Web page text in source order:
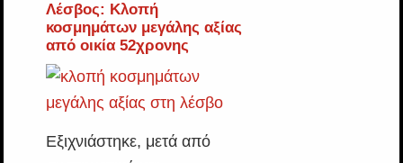
Λέσβος: Κλοπή
κοσμημάτων μεγάλης αξίας
από οικία 52χρονης
Εξιχνιάστηκε, μετά από